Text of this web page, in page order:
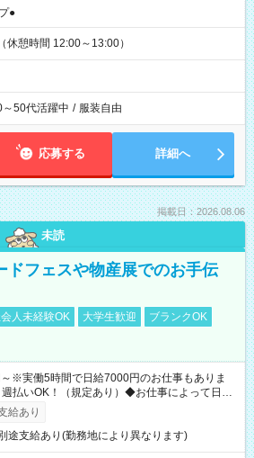
●
憩時間 12:00～13:00）
～50代活躍中 / 服装自由
応募する 詳細へ
掲載日：2026.08.06
未読
ドフェスや物産展でのお手伝
人未経験OK 大学生歓迎
ブランクOK
※実働5時間で日給7000円のお仕事もありま
払いOK！（規定あり）◆お仕事によって日給
給あり
途支給あり(勤務地により異なります)